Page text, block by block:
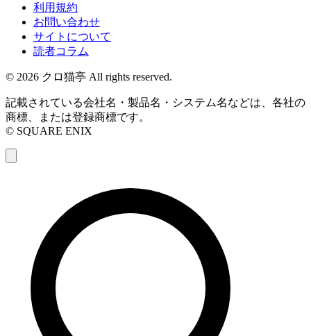
利用規約
お問い合わせ
サイトについて
読者コラム
© 2026 クロ猫亭 All rights reserved.
記載されている会社名・製品名・システム名などは、各社の
商標、または登録商標です。
© SQUARE ENIX